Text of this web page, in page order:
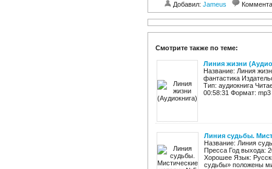
Добавил: Jameus
Смотрите также по теме:
Линия жизни
Название: Линия
фантастика
Тип: аудиокнига
00:58:31 Формат:
Линия судьбы.
Название: Линия
Пресса Год выхода:
Хорошее Язык:
судьбы» положены